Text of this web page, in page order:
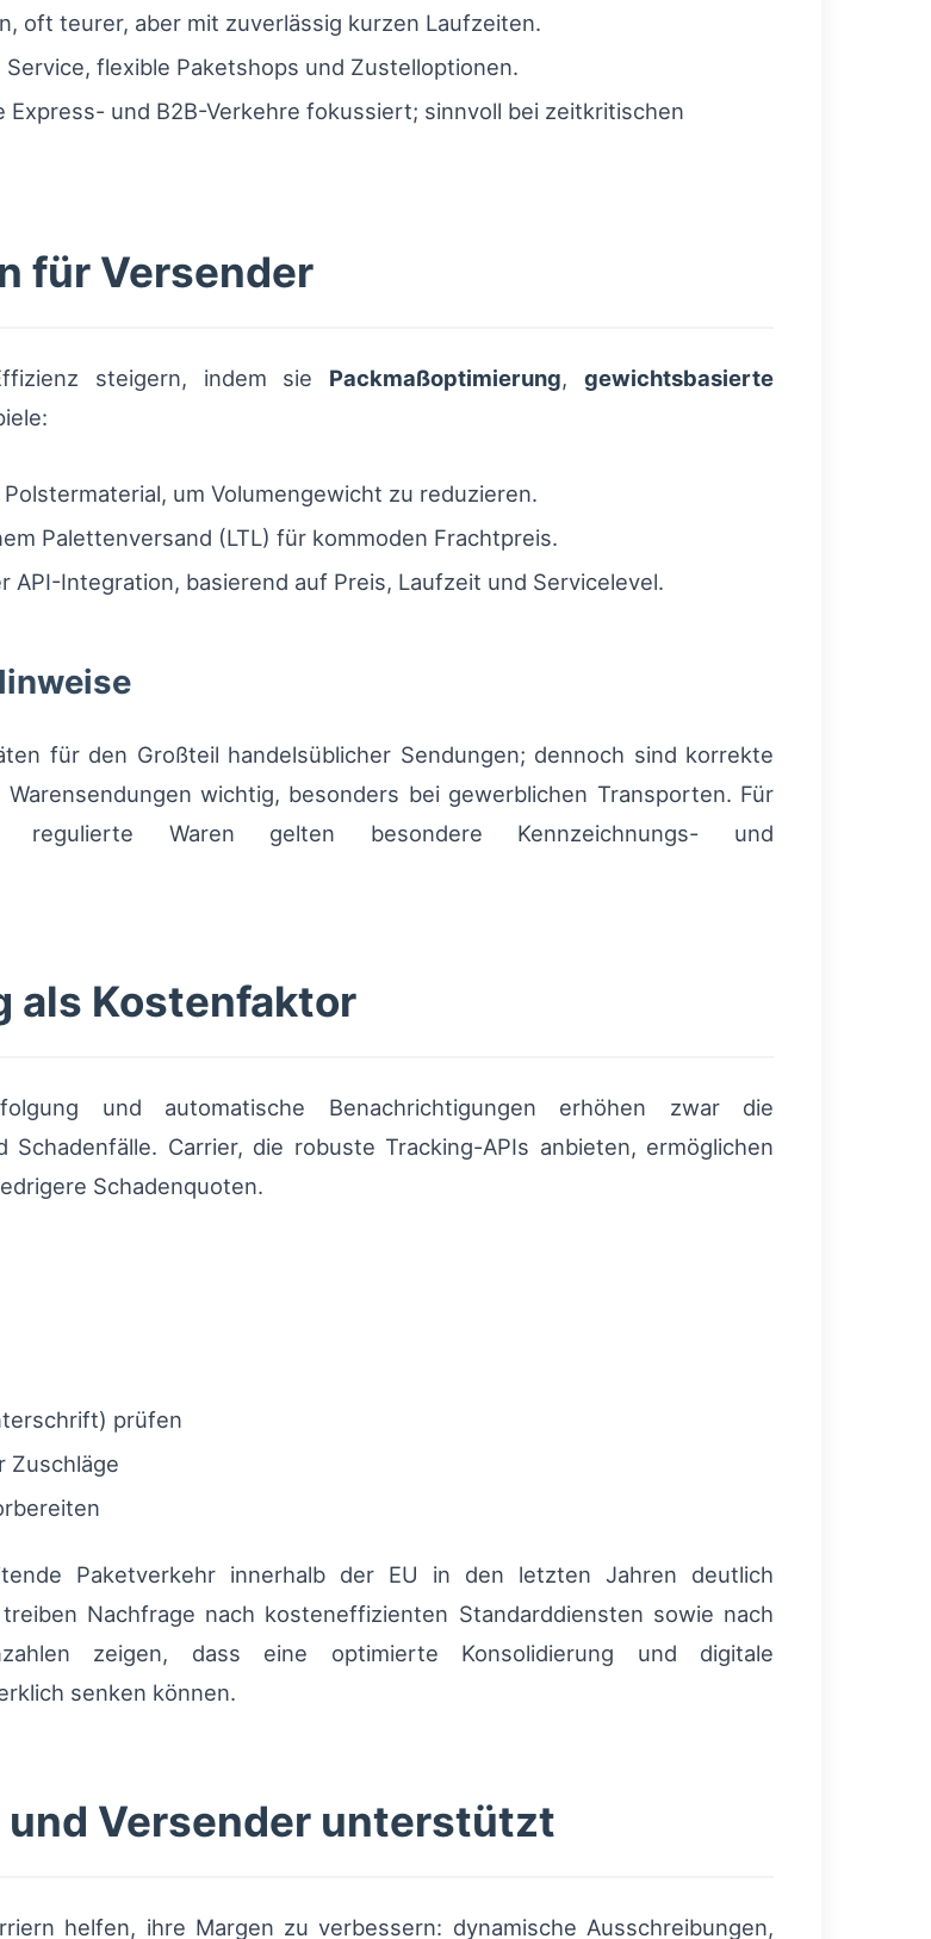
oft teurer, aber mit zuverlässig kurzen Laufzeiten.
flexible Paketshops und Zustelloptionen.
und B2B-Verkehre fokussiert; sinnvoll bei zeitkritischen
für Versender
steigern, indem sie Packmaßoptimierung,gewichtsbasierte
um Volumengewicht zu reduzieren.
Palettenversand (LTL) für kommoden Frachtpreis.
API-Integration, basierend auf Preis, Laufzeit und Servicelevel.
für den Großteil handelsüblicher Sendungen; dennoch sind korrekte
wichtig, besonders bei gewerblichen Transporten. Für
regulierte Waren gelten besondere Kennzeichnungs- und
als Kostenfaktor
und automatische Benachrichtigungen erhöhen zwar die
Carrier, die robuste Tracking-APIs anbieten, ermöglichen
Schadenquoten.
prüfen
Zuschläge
Paketverkehr innerhalb der EU in den letzten Jahren deutlich
Nachfrage nach kosteneffizienten Standarddiensten sowie nach
zeigen, dass eine optimierte Konsolidierung und digitale
senken können.
Versender unterstützt
helfen, ihre Margen zu verbessern: dynamische Ausschreibungen,